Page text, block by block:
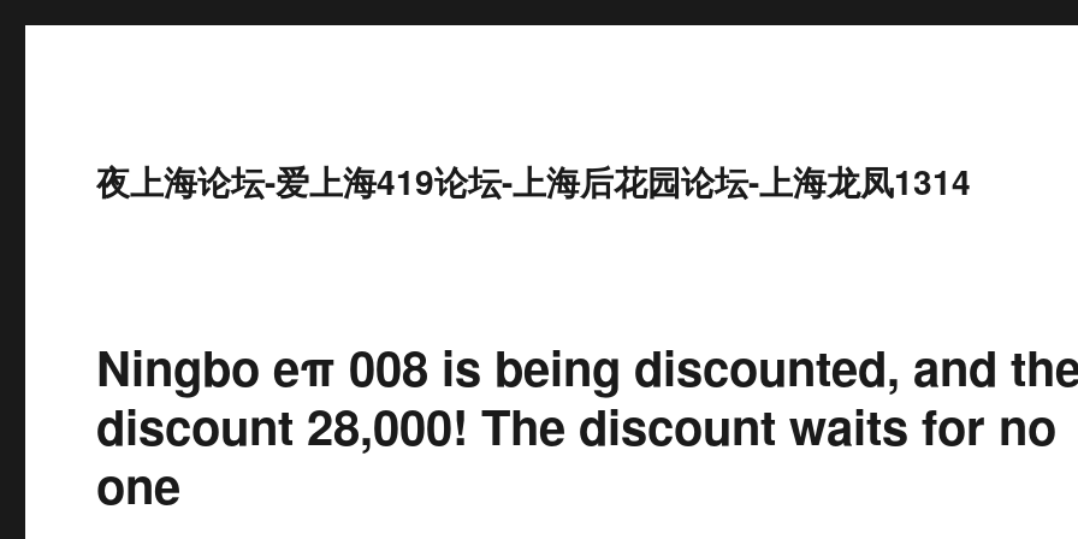
夜上海论坛-爱上海419论坛-上海后花园论坛-上海龙凤1314
Ningbo eπ 008 is being discounted, and
discount 28,000! The discount waits for no
one